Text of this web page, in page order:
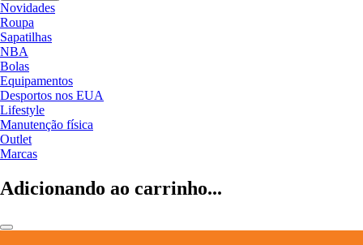
Novidades
Roupa
Sapatilhas
NBA
Bolas
Equipamentos
Desportos nos EUA
Lifestyle
Manutenção física
Outlet
Marcas
Adicionando ao carrinho...